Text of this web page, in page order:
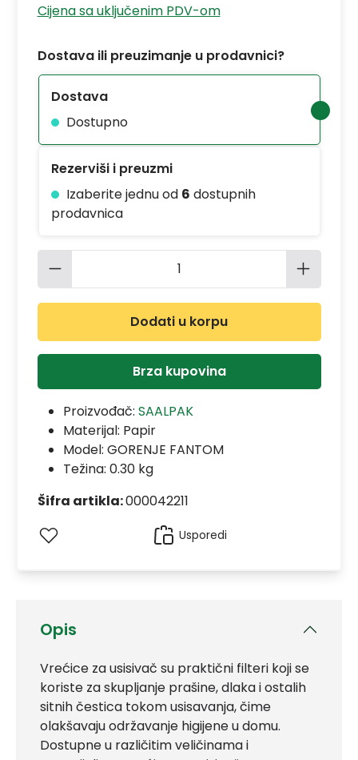
Opis
Vrećice za usisivač su praktični filteri koji se
koriste za skupljanje prašine, dlaka i ostalih
sitnih čestica tokom usisavanja, čime
olakšavaju održavanje higijene u domu.
Dostupne u različitim veličinama i
Cijena sa uključenim PDV-om
Dostava ili preuzimanje u prodavnici?
Dostava
Dostupno
Rezerviši i preuzmi
Izaberite jednu od 6 dostupnih
prodavnica
Količina proizvoda: Unesite
Dodati u korpu
Brza kupovina
Proizvođač: SAALPAK
Materijal: Papir
Model: GORENJE FANTOM
Težina: 0.30 kg
Šifra artikla:000042211
Usporedi